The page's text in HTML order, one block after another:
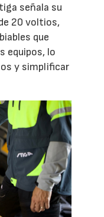
señala su
20 voltios,
que
equipos, lo
y simplificar